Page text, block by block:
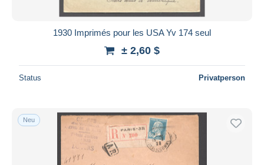
1930 Imprimés pour les USA Yv 174 seul
± 2,60 $
Status Privatperson
Neu